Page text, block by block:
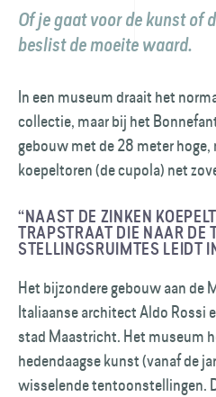
Of je gaat voor de kunst of
beslist de moeite waard.
In een museum draait het
collectie, maar bij het
gebouw met de 28 meter
koepeltoren (de cupola) net
“NAAST DE ZINKEN
TRAPSTRAAT DIE NAAR DE
STELLINGSRUIMTES LEIDT
Het bijzondere gebouw aan de
Italiaanse architect Aldo Rossi
stad Maastricht. Het museum
heden­daagse kunst (vanaf de
wisselende tentoon­stellingen.